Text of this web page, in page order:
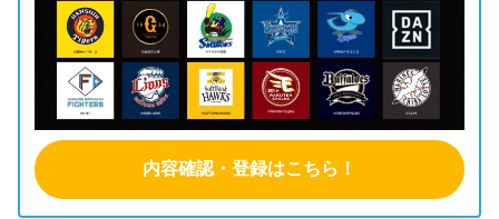
内容確認・登録はこちら！